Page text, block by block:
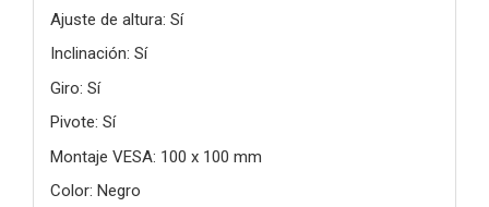
Ajuste de altura: Sí
Inclinación: Sí
Giro: Sí
Pivote: Sí
Montaje VESA: 100 x 100 mm
Color: Negro